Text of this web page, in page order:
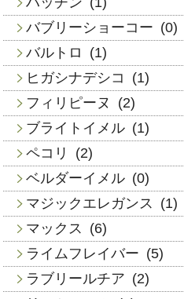
バブリーショーコー (0)
バルトロ
(1)
ヒガシナデシコ
(1)
フィリピーヌ
(2)
ブライトイメル (1)
ペコリ
(2)
ベルダーイメル (0)
マジックエレガンス
(1)
マックス
(6)
ライムフレイバー (5)
ラブリールチア (2)